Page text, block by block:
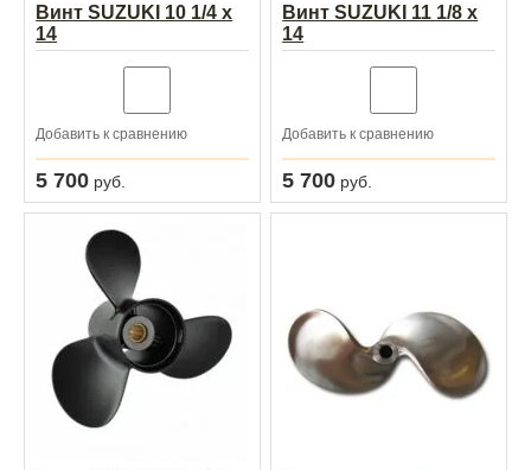
Винт SUZUKI 10 1/4 х
14
Добавить к сравнению
5 700 руб.
Винт SUZUKI 11 1/8 х
14
Добавить к сравнению
5 700 руб.